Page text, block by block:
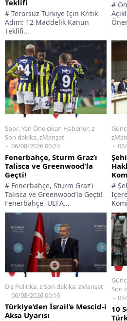
Teklifi
# Terörsüz Türkiye İçin Kritik
Adım: 12 Maddelik Kanun
Teklifi...
#
Spor,Yan Öne çıkan Haberler,z
Son dakika,zManşet
06/08/2026 00:23
Fenerbahçe, Sturm Graz’ı
Talisca ve Greenwood’la
Geçti!
# Fenerbahçe, Sturm Graz’ı
Talisca ve Greenwood’la Geçti!
Fenerbahçe, UEFA...
#
Dış Politika,z Son dakika,zManşet
06/08/2026 00:16
Türkiye’den İsrail’e Mescid-i
Aksa Uyarısı
Son
10